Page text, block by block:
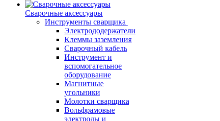
Сварочные аксессуары
Инструменты сварщика
Электрододержатели
Клеммы заземления
Сварочный кабель
Инструмент и
вспомогательное
оборудование
Магнитные
угольники
Молотки сварщика
Вольфрамовые
электроды и